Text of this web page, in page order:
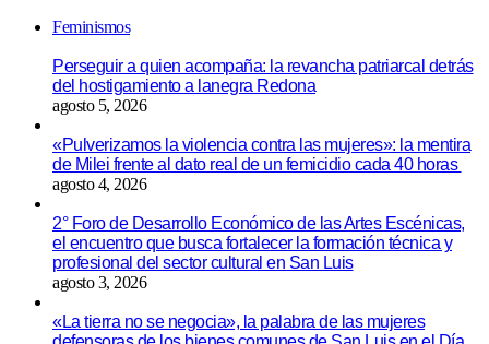
Feminismos
Perseguir a quien acompaña: la revancha patriarcal detrás
del hostigamiento a lanegra Redona
agosto 5, 2026
«Pulverizamos la violencia contra las mujeres»: la mentira
de Milei frente al dato real de un femicidio cada 40 horas
agosto 4, 2026
2° Foro de Desarrollo Económico de las Artes Escénicas,
el encuentro que busca fortalecer la formación técnica y
profesional del sector cultural en San Luis
agosto 3, 2026
«La tierra no se negocia», la palabra de las mujeres